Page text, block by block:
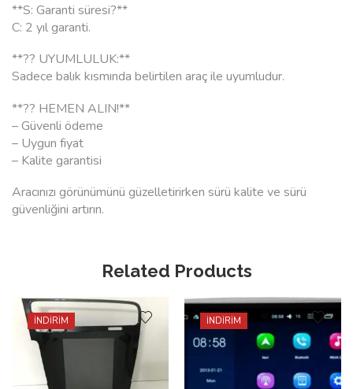
**S: Garanti süresi?**
C: 2 yıl garanti.
**?? UYUMLULUK:**
Sadece balık kısmında belirtilen araç ile uyumludur.
**?? HEMEN ALIN!**
– Güvenli ödeme
– Uygun fiyat
– Kalite garantisi
Aracınızı görünümünü güzelletirirken sürü kalite ve sürü
güvenliğini artırın.
Related Products
İNDİRİM İNDİRİM